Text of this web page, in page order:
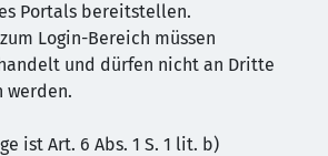
Portals bereitstellen.
Login-Bereich müssen
und dürfen nicht an Dritte
werden.
ist Art. 6 Abs. 1 S. 1 lit. b)